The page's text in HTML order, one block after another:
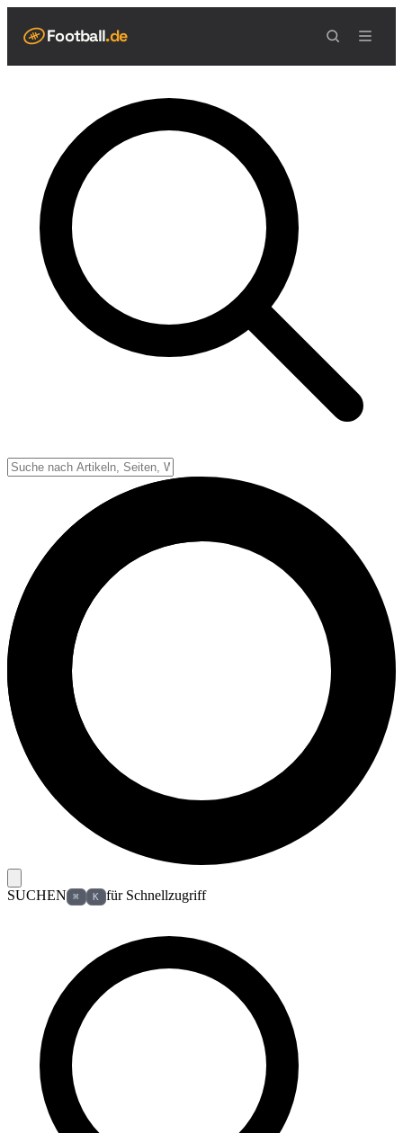
Football.de
Live Scores
Spielplan
Teams
Tabelle
Football Regeln
Punkte & Scoring
Strafen & Fouls
Schiedsrichter
Football Lexikon
SUCHEN ⌘ K für Schnellzugriff